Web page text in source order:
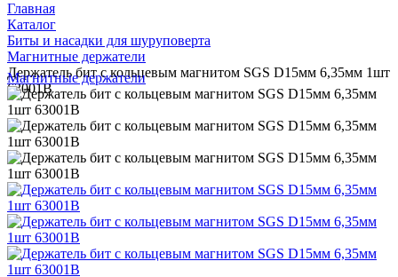
Главная
Каталог
Биты и насадки для шуруповерта
Магнитные держатели
Держатель бит с кольцевым магнитом SGS D15мм 6,35мм 1шт
63001B
Магнитные держатели